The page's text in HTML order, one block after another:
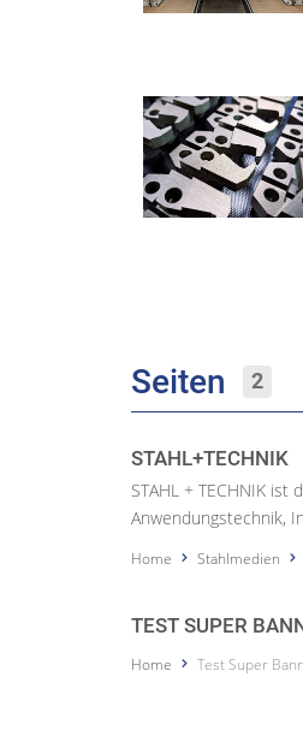
Seiten 2
STAHL+TECHNIK
STAHL + TECHNIK
Anwendungstechnik,
Home Stahlmedien
TEST SUPER
Home Test Super